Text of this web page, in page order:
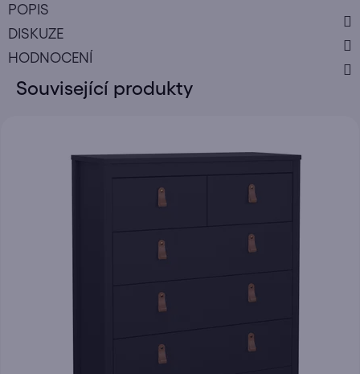
POPIS
DISKUZE
HODNOCENÍ
Související produkty